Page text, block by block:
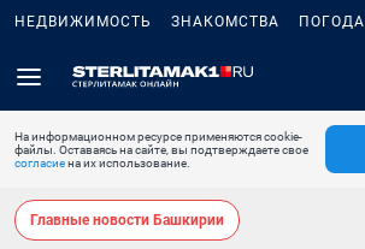
НЕДВИЖИМОСТЬ ЗНАКОМСТВА ПОГОДА
На информационном ресурсе применяются cookie-
файлы. Оставаясь на сайте, вы подтверждаете свое
согласиена их использование.
Главные новости Башкирии